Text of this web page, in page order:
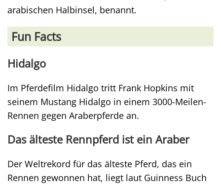
arabischen Halbinsel, benannt.
Fun Facts
Hidalgo
Im Pferdefilm Hidalgo tritt Frank Hopkins mit
seinem Mustang Hidalgo in einem 3000-Meilen-
Rennen gegen Araberpferde an.
Das älteste Rennpferd ist ein Araber
Der Weltrekord für das älteste Pferd, das ein
Rennen gewonnen hat, liegt laut Guinness Buch